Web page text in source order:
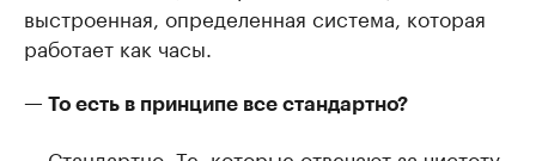
выстроенная, определенная система, которая
работает как часы.
— То есть в принципе все стандартно?